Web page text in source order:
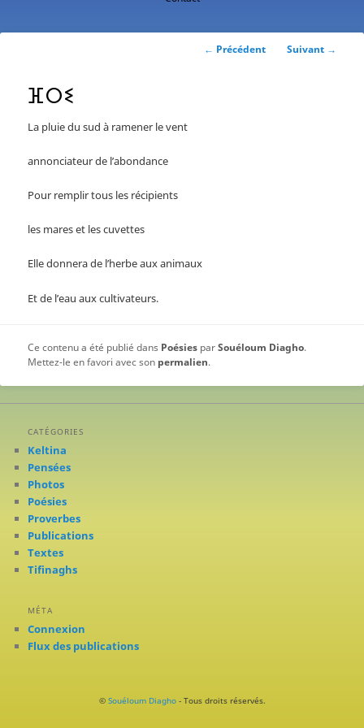
Navigation
← Précédent Suivant →
ⴼⵔⵉ
La pluie du sud à ramener le vent
annonciateur de l’abondance
Pour remplir tous les récipients
les mares et les cuvettes
Elle donnera de l’herbe aux animaux
Et de l’eau aux cultivateurs.
Ce contenu a été publié dans Poésies parSouéloum Diagho.
Mettez-le en favori avec son permalien.
CATÉGORIES
Keltina
Pensées
Photos
Poésies
Proverbes
Publications
Textes
Tifinaghs
MÉTA
Connexion
Flux des publications
© Souéloum Diagho- Tous droits réservés.